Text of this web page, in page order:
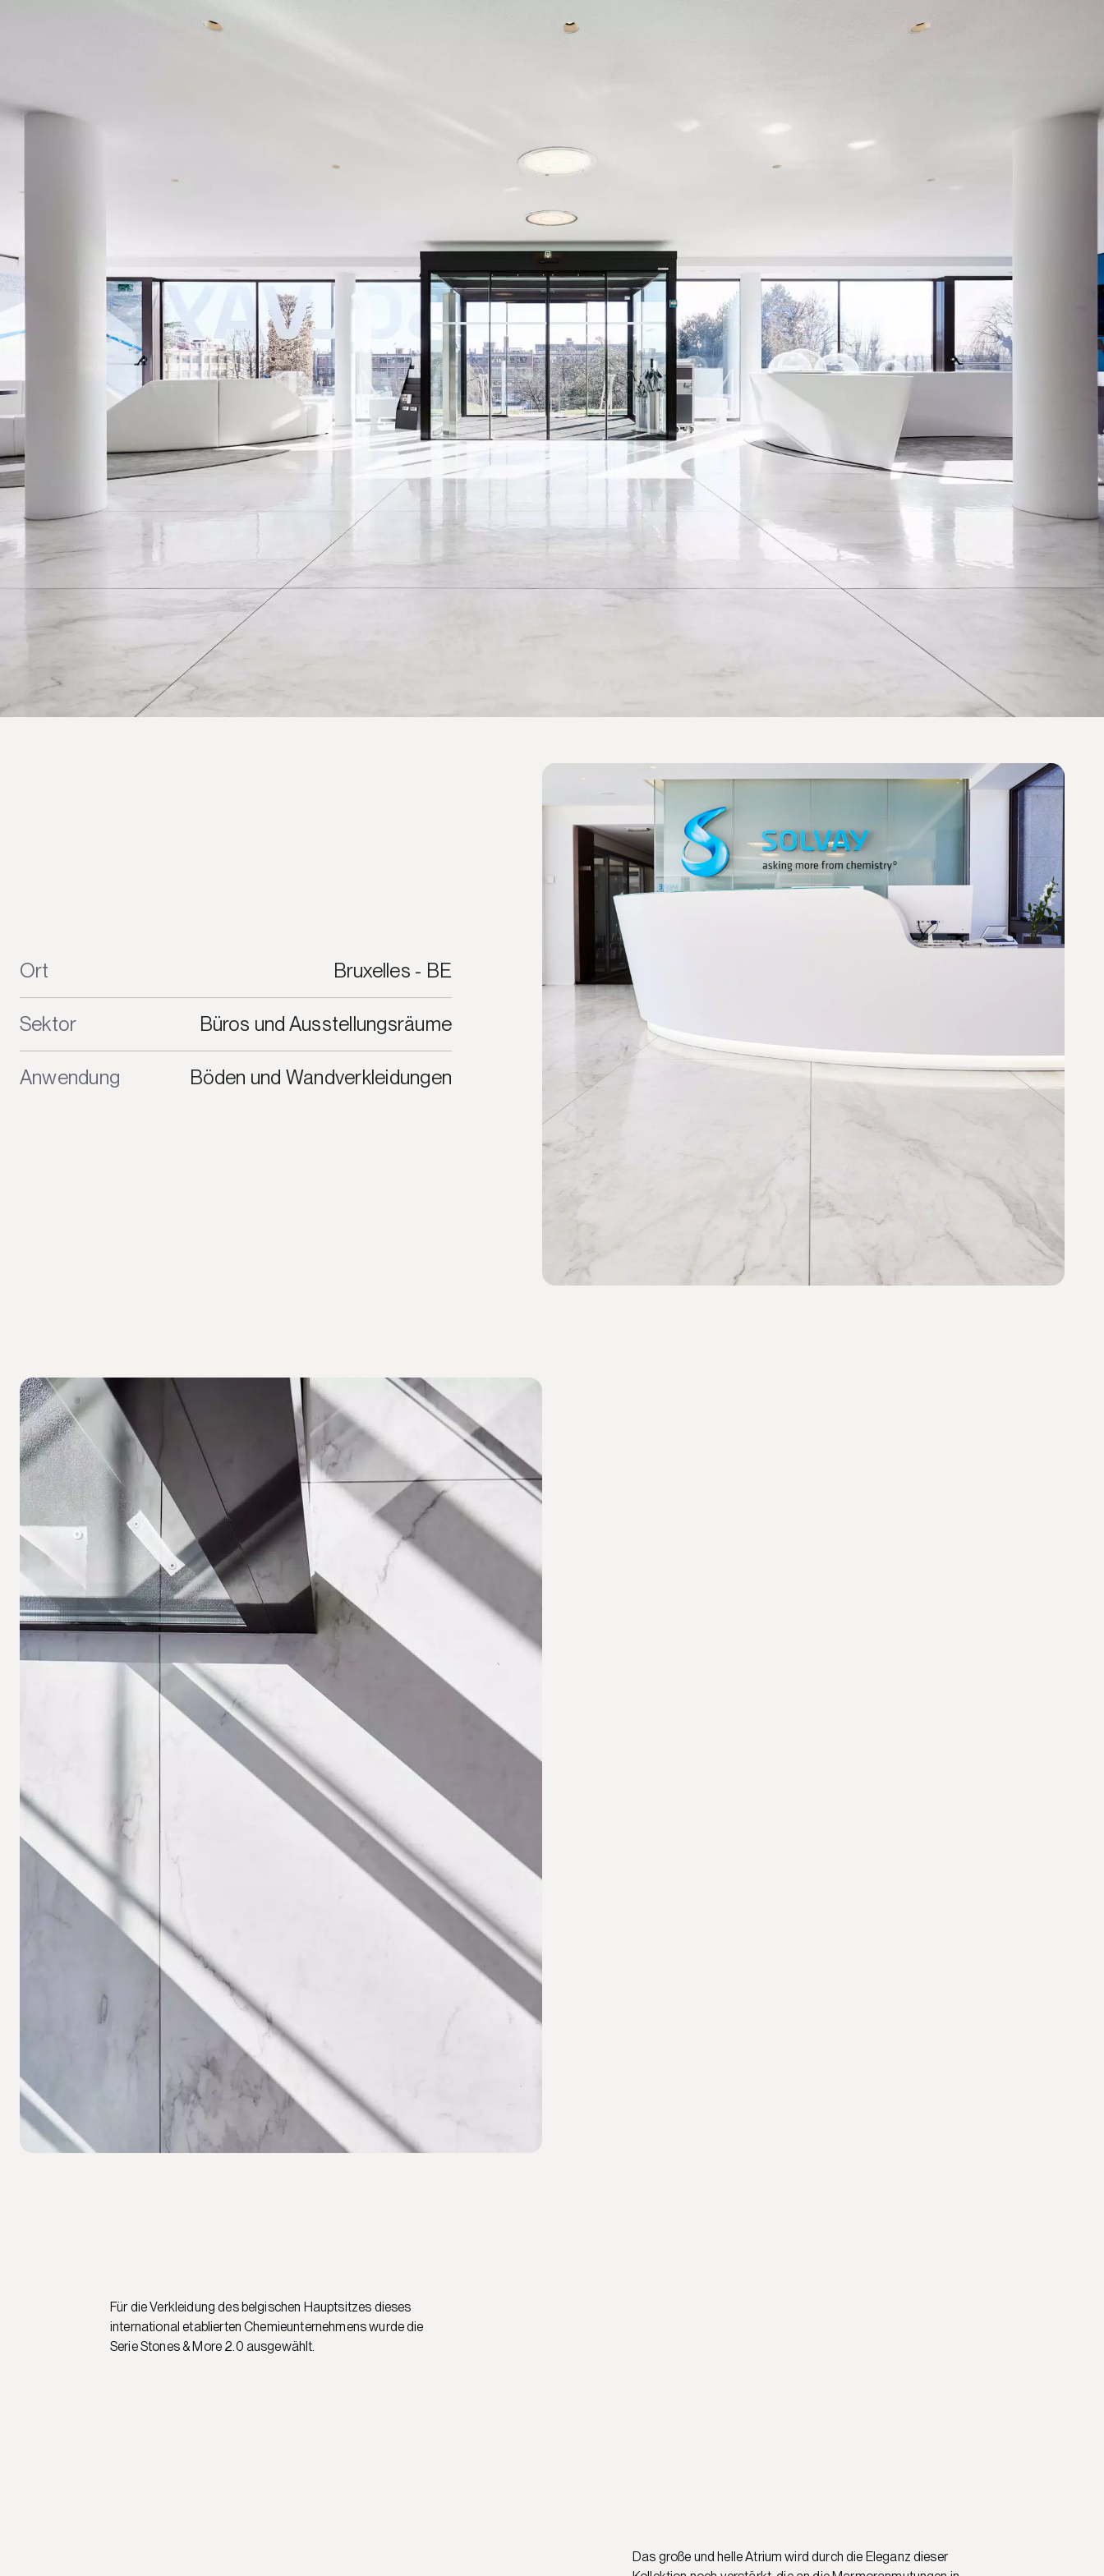
Ort Bruxelles - BE
Sektor Büros und Ausstellungsräume
Anwendung Böden und Wandverkleidungen
Für die Verkleidung des belgischen Hauptsitzes dieses
international etablierten Chemieunternehmens wurde die
Serie Stones & More 2.0 ausgewählt.
Das große und helle Atrium wird durch die Eleganz dieser